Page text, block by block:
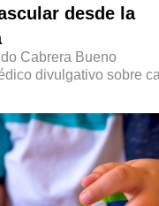
desde la
Cabrera Bueno
divulgativo sobre